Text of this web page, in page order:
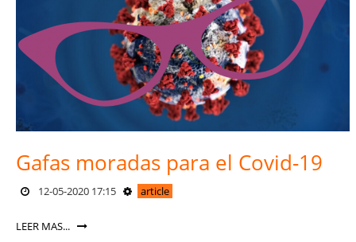
Gafas moradas para el Covid-19
12-05-2020 17:15 article
LEER MAS...